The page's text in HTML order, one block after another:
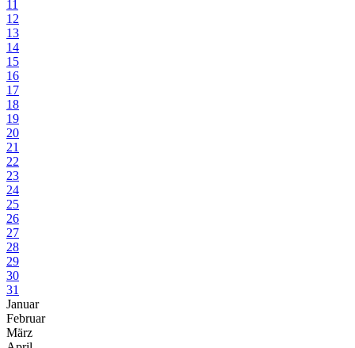
11
12
13
14
15
16
17
18
19
20
21
22
23
24
25
26
27
28
29
30
31
Januar
Februar
März